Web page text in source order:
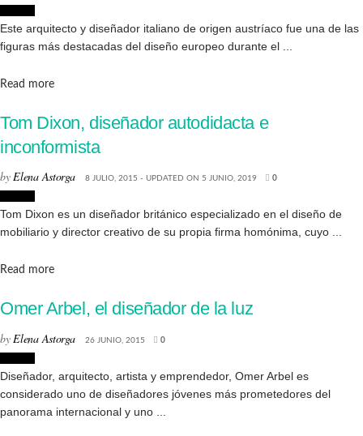
Este arquitecto y diseñador italiano de origen austríaco fue una de las
figuras más destacadas del diseño europeo durante el ...
Read moreDetails
Tom Dixon, diseñador autodidacta e
inconformista
byElena Astorga 8 JULIO, 2015 - UPDATED ON 5 JUNIO, 2019 0
Tom Dixon es un diseñador británico especializado en el diseño de
mobiliario y director creativo de su propia firma homónima, cuyo ...
Read moreDetails
Omer Arbel, el diseñador de la luz
by Elena Astorga 26 JUNIO, 2015 0
Diseñador, arquitecto, artista y emprendedor, Omer Arbel es
considerado uno de diseñadores jóvenes más prometedores del
panorama internacional y uno ...